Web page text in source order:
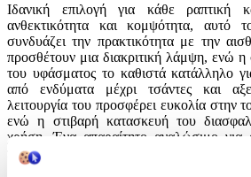
Ιδανική επιλογή για κάθε ραπτική
ανθεκτικότητα και κομψότητα, αυτό
συνδυάζει την πρακτικότητα με την
προσθέτουν μια διακριτική λάμψη, ενώ
του υφάσματος το καθιστά κατάλληλο
από ενδύματα μέχρι τσάντες και
λειτουργία του προσφέρει ευκολία στην
ενώ η στιβαρή κατασκευή του
χρήση. Ένα απαραίτητο αναλώσιμο για
ποιότητα και λειτουργικότητα στα ραπτικά